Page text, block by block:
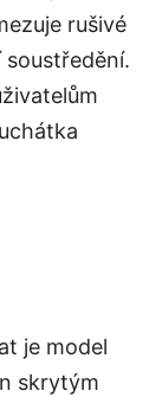
rušivé
je model
skrytým